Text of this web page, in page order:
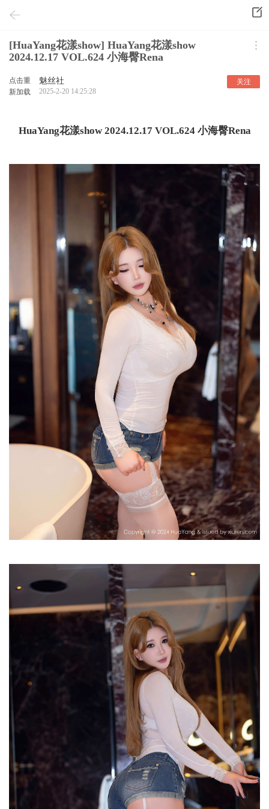
[HuaYang花漾show] HuaYang花漾show
2024.12.17 VOL.624 小海臀Rena
点击重
新加载
魅丝社
2025-2-20 14:25:28
关注
HuaYang花漾show 2024.12.17 VOL.624 小海臀Rena